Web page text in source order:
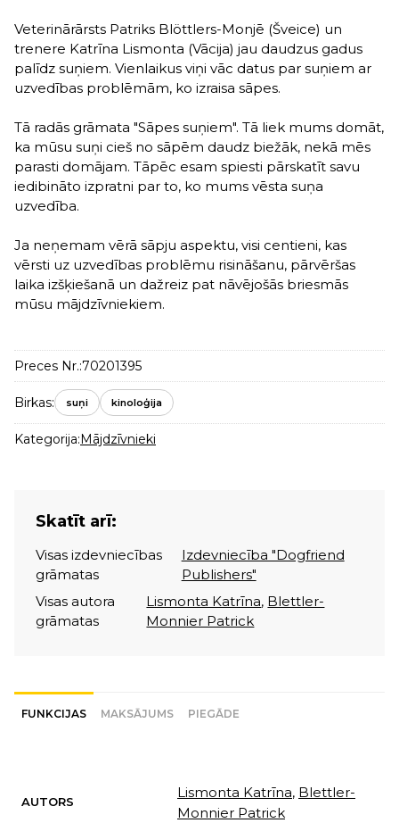
Veterinārārsts Patriks Blöttlers-Monjē (Šveice) un
trenere Katrīna Lismonta (Vācija) jau daudzus gadus
palīdz suņiem. Vienlaikus viņi vāc datus par suņiem ar
uzvedības problēmām, ko izraisa sāpes.
Tā radās grāmata "Sāpes suņiem". Tā liek mums domāt,
ka mūsu suņi cieš no sāpēm daudz biežāk, nekā mēs
parasti domājam. Tāpēc esam spiesti pārskatīt savu
iedibināto izpratni par to, ko mums vēsta suņa
uzvedība.
Ja neņemam vērā sāpju aspektu, visi centieni, kas
vērsti uz uzvedības problēmu risināšanu, pārvēršas
laika izšķiešanā un dažreiz pat nāvējošās briesmās
mūsu mājdzīvniekiem.
Preces Nr.:70201395
Birkas: suņi kinoloģija
Kategorija: Mājdzīvnieki
Skatīt arī:
Visas izdevniecības
grāmatas
Izdevniecība "Dogfriend
Publishers"
Visas autora
grāmatas
Lismonta Katrīna, Blettler-
Monnier Patrick
FUNKCIJAS MAKSĀJUMS PIEGĀDE
AUTORS
Lismonta Katrīna, Blettler-
Monnier Patrick